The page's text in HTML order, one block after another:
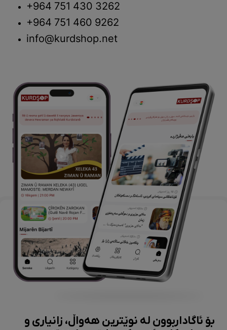
+964 751 430 3262
+964 751 460 9262
info@kurdshop.net
بۆ ئاگاداربوون لە نوێترین هەواڵ، زانیاری و